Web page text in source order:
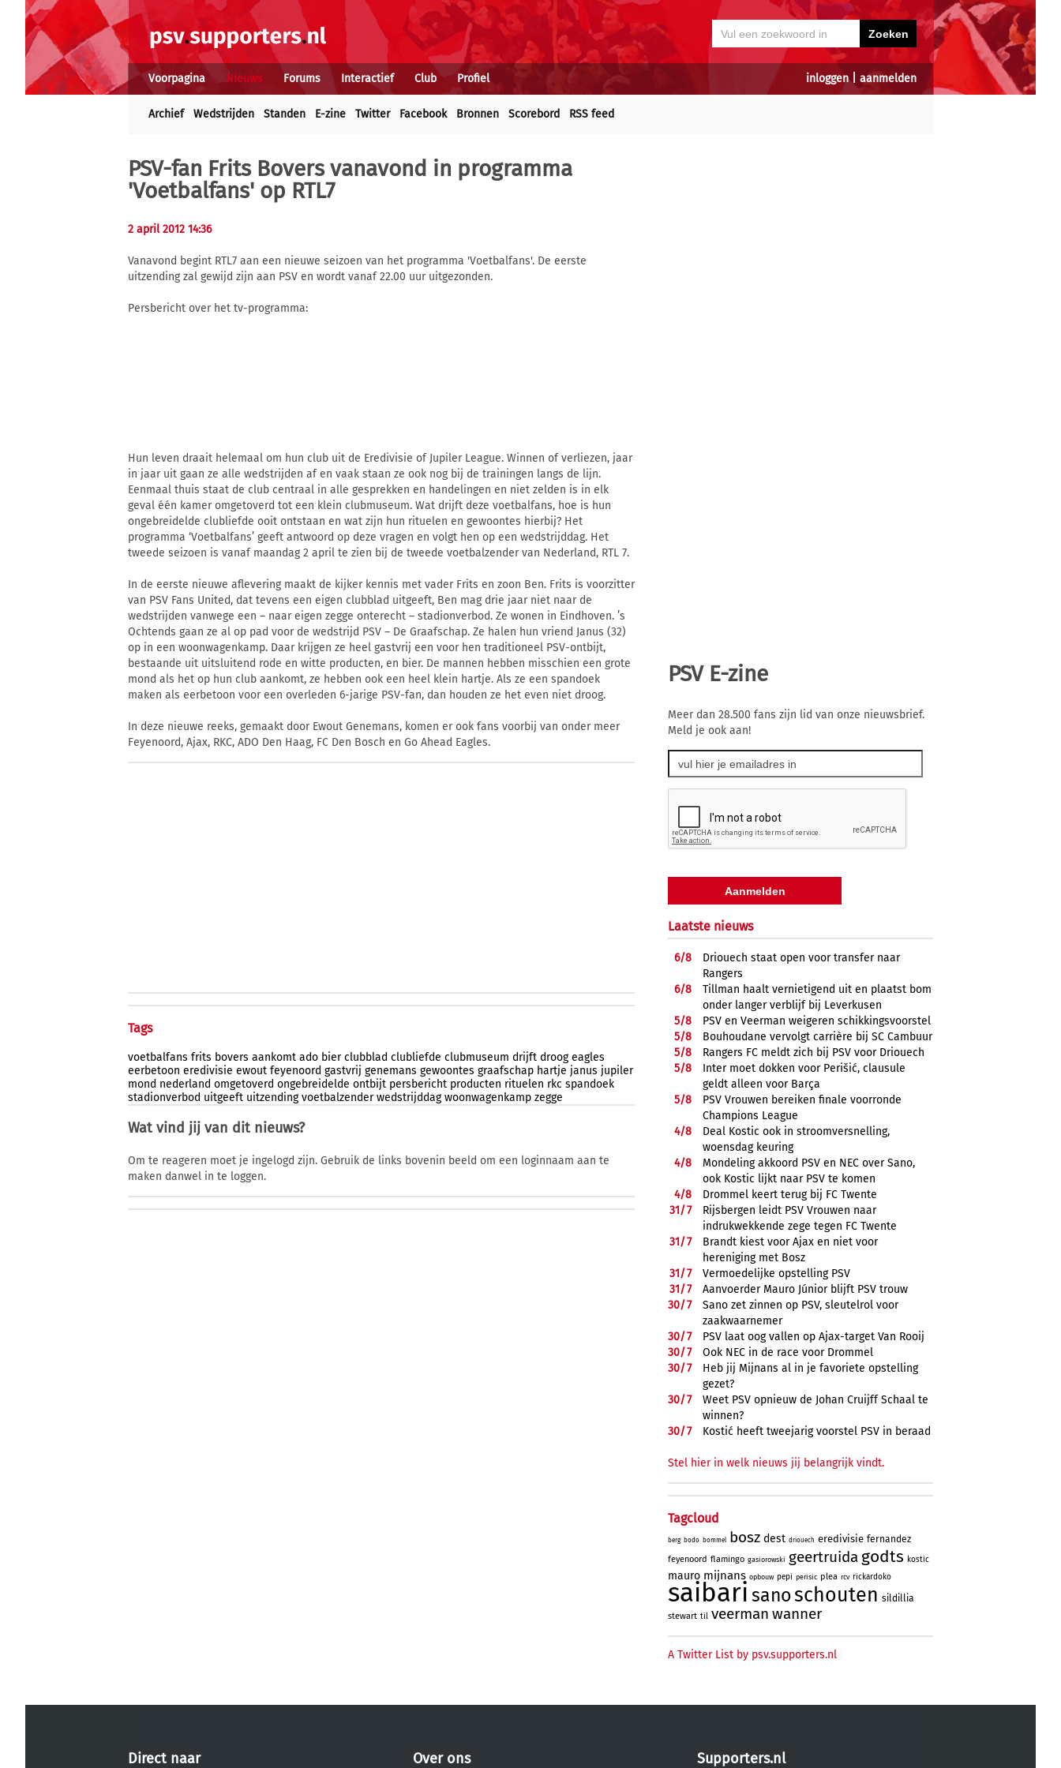
inloggen| aanmelden
Voorpagina Nieuws Forums Interactief Club Profiel
Archief Wedstrijden Standen E-zine Twitter Facebook Bronnen Scorebord RSS feed
PSV-fan Frits Bovers vanavond in programma
'Voetbalfans' op RTL7
2 april 2012 14:36
Vanavond begint RTL7 aan een nieuwe seizoen van het programma 'Voetbalfans'. De eerste
uitzending zal gewijd zijn aan PSV en wordt vanaf 22.00 uur uitgezonden.
Persbericht over het tv-programma:
Hun leven draait helemaal om hun club uit de Eredivisie of Jupiler League. Winnen of verliezen, jaar
in jaar uit gaan ze alle wedstrijden af en vaak staan ze ook nog bij de trainingen langs de lijn.
Eenmaal thuis staat de club centraal in alle gesprekken en handelingen en niet zelden is in elk
geval één kamer omgetoverd tot een klein clubmuseum. Wat drijft deze voetbalfans, hoe is hun
ongebreidelde clubliefde ooit ontstaan en wat zijn hun rituelen en gewoontes hierbij? Het
programma ‘Voetbalfans’ geeft antwoord op deze vragen en volgt hen op een wedstrijddag. Het
tweede seizoen is vanaf maandag 2 april te zien bij de tweede voetbalzender van Nederland, RTL 7.
In de eerste nieuwe aflevering maakt de kijker kennis met vader Frits en zoon Ben. Frits is voorzitter
van PSV Fans United, dat tevens een eigen clubblad uitgeeft, Ben mag drie jaar niet naar de
wedstrijden vanwege een – naar eigen zegge onterecht – stadionverbod. Ze wonen in Eindhoven. ’s
Ochtends gaan ze al op pad voor de wedstrijd PSV – De Graafschap. Ze halen hun vriend Janus (32)
op in een woonwagenkamp. Daar krijgen ze heel gastvrij een voor hen traditioneel PSV-ontbijt,
bestaande uit uitsluitend rode en witte producten, en bier. De mannen hebben misschien een grote
mond als het op hun club aankomt, ze hebben ook een heel klein hartje. Als ze een spandoek
maken als eerbetoon voor een overleden 6-jarige PSV-fan, dan houden ze het even niet droog.
In deze nieuwe reeks, gemaakt door Ewout Genemans, komen er ook fans voorbij van onder meer
Feyenoord, Ajax, RKC, ADO Den Haag, FC Den Bosch en Go Ahead Eagles.
Tags
voetbalfans frits bovers aankomt ado bier clubblad clubliefde clubmuseum drijft droog eagles
eerbetoon eredivisie ewout feyenoord gastvrij genemans gewoontes graafschap hartje janus jupiler
mond nederland omgetoverd ongebreidelde ontbijt persbericht producten rituelen rkc spandoek
stadionverbod uitgeeft uitzending voetbalzender wedstrijddag woonwagenkamp zegge
Wat vind jij van dit nieuws?
Om te reageren moet je ingelogd zijn. Gebruik de links bovenin beeld om een loginnaam aan te
maken danwel in te loggen.
PSV E-zine
Meer dan 28.500 fans zijn lid van onze nieuwsbrief.
Meld je ook aan!
Laatste nieuws
6/8
Driouech staat open voor transfer naar
Rangers
6/8
Tillman haalt vernietigend uit en plaatst bom
onder langer verblijf bij Leverkusen
5/8
PSV en Veerman weigeren schikkingsvoorstel
5/8
Bouhoudane vervolgt carrière bij SC Cambuur
5/8
Rangers FC meldt zich bij PSV voor Driouech
5/8
Inter moet dokken voor Perišić, clausule
geldt alleen voor Barça
5/8
PSV Vrouwen bereiken finale voorronde
Champions League
4/8
Deal Kostic ook in stroomversnelling,
woensdag keuring
4/8
Mondeling akkoord PSV en NEC over Sano,
ook Kostic lijkt naar PSV te komen
4/8
Drommel keert terug bij FC Twente
31/7
Rijsbergen leidt PSV Vrouwen naar
indrukwekkende zege tegen FC Twente
31/7
Brandt kiest voor Ajax en niet voor
hereniging met Bosz
31/7
Vermoedelijke opstelling PSV
31/7
Aanvoerder Mauro Júnior blijft PSV trouw
30/7
Sano zet zinnen op PSV, sleutelrol voor
zaakwaarnemer
30/7
PSV laat oog vallen op Ajax-target Van Rooij
30/7
Ook NEC in de race voor Drommel
30/7
Heb jij Mijnans al in je favoriete opstelling
gezet?
30/7
Weet PSV opnieuw de Johan Cruijff Schaal te
winnen?
30/7 Kostić heeft tweejarig voorstel PSV in beraad
Stel hier in welk nieuws jij belangrijk vindt.
Tagcloud
berg bodo bommel bosz dest driouech eredivisie fernandez
feyenoord flamingo gasiorowski geertruida godts kostic
mauro mijnans opbouw pepi perisic plea rcv rickardoko
saibari sanoschouten sildillia
stewart til veerman wanner
A Twitter List by psv.supporters.nl
Direct naar Over ons Supporters.nl